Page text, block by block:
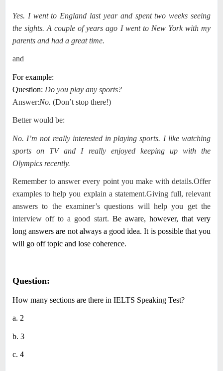
Yes. I went to England last year and spent two weeks seeing
the sights. A couple of years ago I went to New York with my
parents and had a great time.
and
For example:
Question: Do you play any sports?
Answer:No. (Don’t stop there!)
Better would be:
No. I’m not really interested in playing sports. I like watching
sports on TV and I really enjoyed keeping up with the
Olympics recently.
Remember to answer every point you make with details.Offer
examples to help you explain a statement.Giving full, relevant
answers to the examiner’s questions will help you get the
interview off to a good start. Be aware, however, that very
long answers are not always a good idea. It is possible that you
will go off topic and lose coherence.
Question:
How many sections are there in IELTS Speaking Test?
a. 2
b. 3
c. 4